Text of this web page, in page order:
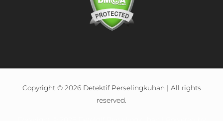
Copyright © 2026 Detektif Perselingkuhan | All rights
reserved.